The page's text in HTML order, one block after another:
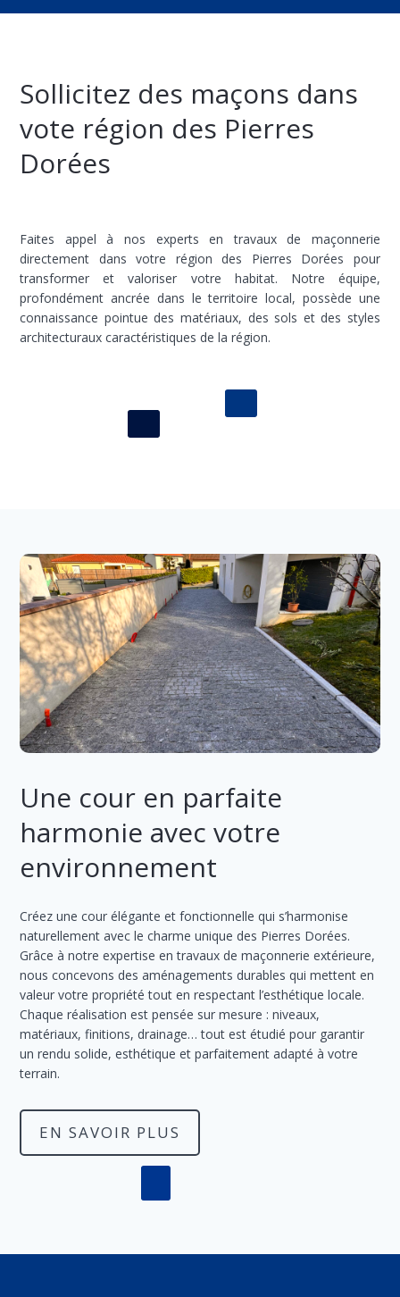
Sollicitez des maçons dans
vote région des Pierres
Dorées
Faites appel à nos experts en travaux de maçonnerie
directement dans votre région des Pierres Dorées pour
transformer et valoriser votre habitat. Notre équipe,
profondément ancrée dans le territoire local, possède une
connaissance pointue des matériaux, des sols et des styles
architecturaux caractéristiques de la région.
Une cour en parfaite
harmonie avec votre
environnement
Créez une cour élégante et fonctionnelle qui s’harmonise
naturellement avec le charme unique des Pierres Dorées.
Grâce à notre expertise en travaux de maçonnerie extérieure,
nous concevons des aménagements durables qui mettent en
valeur votre propriété tout en respectant l’esthétique locale.
Chaque réalisation est pensée sur mesure : niveaux,
matériaux, finitions, drainage… tout est étudié pour garantir
un rendu solide, esthétique et parfaitement adapté à votre
terrain.
EN SAVOIR PLUS